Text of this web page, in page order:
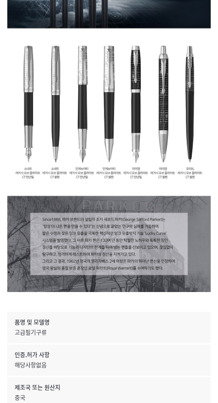
품명 및 모델명
고급필기구류
인증.허가 사항
해당사항없음
제조국 또는 원산지
중국